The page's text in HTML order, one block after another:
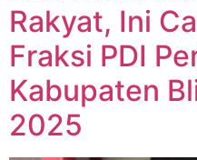
Rakyat, Ini
Fraksi PDI
Kabupaten
2025